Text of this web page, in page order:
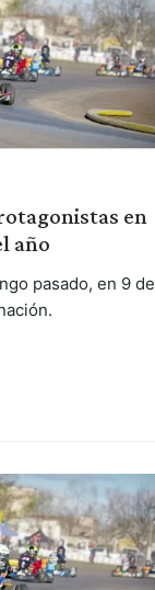
en
año
pasado, en 9 de